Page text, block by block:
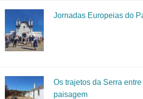
Jornadas Europeias do
Os trajetos da Serra
paisagem